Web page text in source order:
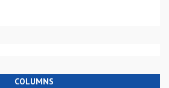
COLUMNS